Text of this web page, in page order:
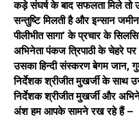
कड़े संघर्ष के बाद सफलता मिले तो
सन्तुष्टि मिलती है और इन्सान
पीलीभीत सागा’ के प्रचार के
अभिनेता पंकज त्रिपाठी के चेहरे
उसका हिन्दी संस्करण बेगम जान,
निर्देशक श्रीजीत मुखर्जी के साथ
निर्देशक श्रीजीत मुखर्जी और
अंश हम आपके सामने रख रहे हैं –